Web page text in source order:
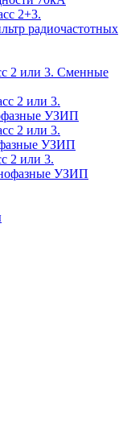
2+3.
радиочастотных
2 или 3. Сменные
2 или 3.
УЗИП
2 или 3.
УЗИП
2 или 3.
УЗИП